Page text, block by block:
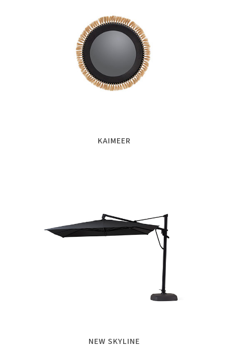
KAIMEER
NEW SKYLINE